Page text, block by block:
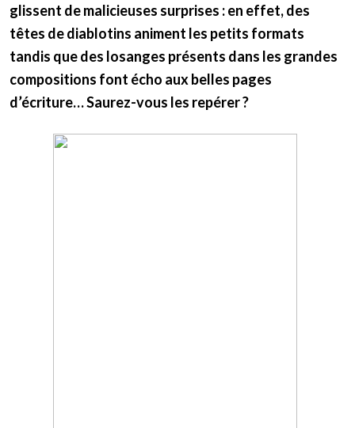
glissent de malicieuses surprises : en effet, des
têtes de diablotins animent les petits formats
tandis que des losanges présents dans les grandes
compositions font écho aux belles pages
d’écriture… Saurez-vous les repérer ?